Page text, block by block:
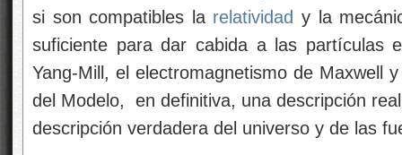
si son compatibles la relatividad y la
suficiente para dar cabida a las partículas
Yang-Mill, el electromagnetismo de Maxwell
del Modelo, en definitiva, una descripción
descripción verdadera del universo y de las